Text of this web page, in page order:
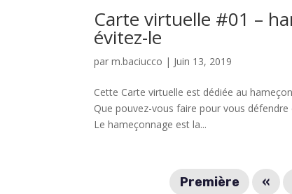
Carte virtuelle #01 –
évitez-le
parm.baciucco | Juin 13, 2019
Cette Carte virtuelle est dédiée au
Que pouvez-vous faire pour vous
Le hameçonnage est la...
Première «